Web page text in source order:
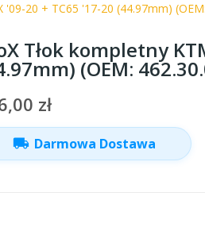
'09-20 + TC65 '17-20 (44.97mm)
Tłok kompletny
(OEM:
zł
local_shipping Darmowa Dostawa